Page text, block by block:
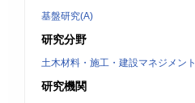
基盤研究(A)
研究分野
土木材料・施工・建設マネジメント
研究機関